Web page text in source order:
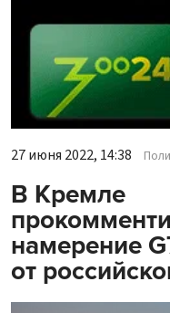
27 июня 2022, 14:38
В Кремле
намерение
от